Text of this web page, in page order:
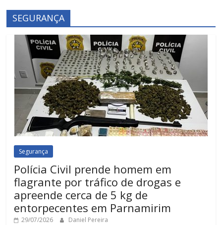
SEGURANÇA
Segurança
Polícia Civil prende homem em
flagrante por tráfico de drogas e
apreende cerca de 5 kg de
entorpecentes em Parnamirim
29/07/2026 Daniel Pereira